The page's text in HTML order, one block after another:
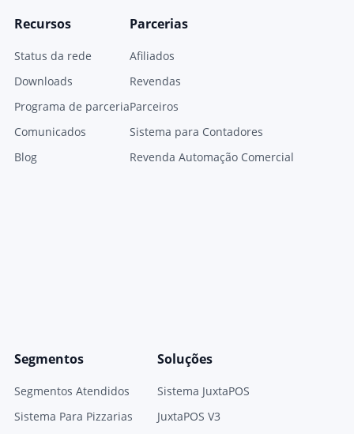
Recursos
Status da rede
Downloads
Programa de parceria
Comunicados
Blog
Parcerias
Afiliados
Revendas
Parceiros
Sistema para Contadores
Revenda Automação Comercial
Segmentos
Segmentos Atendidos
Sistema Para Pizzarias
Soluções
Sistema JuxtaPOS
JuxtaPOS V3